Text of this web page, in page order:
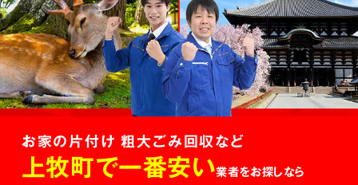
お家の片付け 粗大ごみ回収など
上牧町で一番安い業者をお探しなら